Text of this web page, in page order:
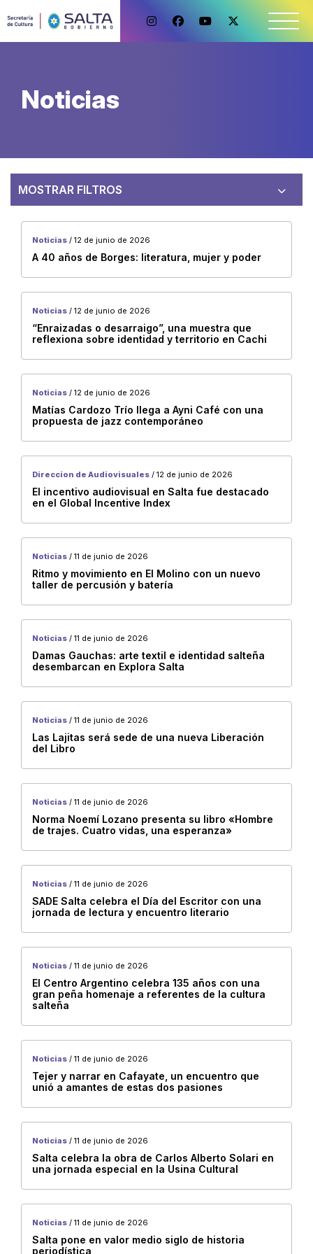
Noticias
MOSTRAR FILTROS
Categorías
Noticias
Galerías
Eventos
Videos
Consejo Regional Norte
Muestra
Registros y convocatorias
Charlas
DiPAUS
Salta
Cafayate
San Carlos
Tartagal
Rosario de la Frontera
San Antonio de los Cobres
Chicoana
Guachipas
Santa Victoria Oeste
Payogasta
BARILOCHE
Cachi
Campo Santo
El Galpón
Metán
Molinos
Rivadavia
Santa Victoria Este
Tolar Grande
Noticias / 12 de junio de 2026
A 40 años de Borges: literatura, mujer y poder
Noticias / 12 de junio de 2026
“Enraizadas o desarraigo”, una muestra que
reflexiona sobre identidad y territorio en Cachi
Noticias / 12 de junio de 2026
Matías Cardozo Trío llega a Ayni Café con una
propuesta de jazz contemporáneo
Direccion de Audiovisuales / 12 de junio de 2026
El incentivo audiovisual en Salta fue destacado
en el Global Incentive Index
Noticias / 11 de junio de 2026
Ritmo y movimiento en El Molino con un nuevo
taller de percusión y batería
Noticias / 11 de junio de 2026
Damas Gauchas: arte textil e identidad salteña
desembarcan en Explora Salta
Noticias / 11 de junio de 2026
Las Lajitas será sede de una nueva Liberación
del Libro
Noticias / 11 de junio de 2026
Norma Noemí Lozano presenta su libro «Hombre
de trajes. Cuatro vidas, una esperanza»
Noticias / 11 de junio de 2026
SADE Salta celebra el Día del Escritor con una
jornada de lectura y encuentro literario
Noticias / 11 de junio de 2026
El Centro Argentino celebra 135 años con una
gran peña homenaje a referentes de la cultura
salteña
Noticias / 11 de junio de 2026
Tejer y narrar en Cafayate, un encuentro que
unió a amantes de estas dos pasiones
Noticias / 11 de junio de 2026
Salta celebra la obra de Carlos Alberto Solari en
una jornada especial en la Usina Cultural
Noticias / 11 de junio de 2026
Salta pone en valor medio siglo de historia
periodística